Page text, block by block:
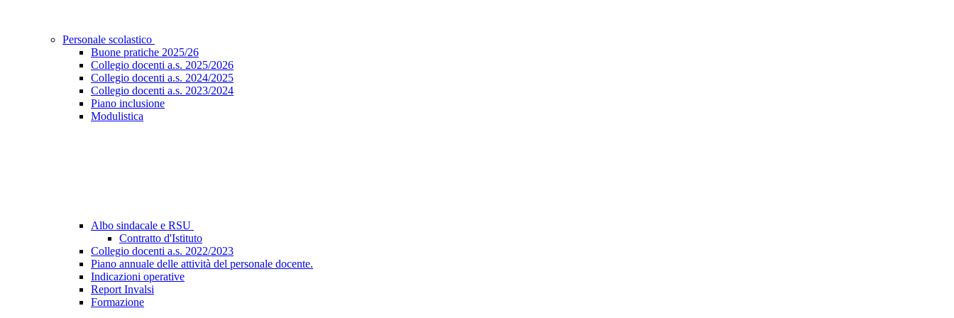
Personale scolastico
Buone pratiche 2025/26
Collegio docenti a.s. 2025/2026
Collegio docenti a.s. 2024/2025
Collegio docenti a.s. 2023/2024
Piano inclusione
Modulistica
Albo sindacale e RSU
Contratto d'Istituto
Collegio docenti a.s. 2022/2023
Piano annuale delle attività del personale docente.
Indicazioni operative
Report Invalsi
Formazione